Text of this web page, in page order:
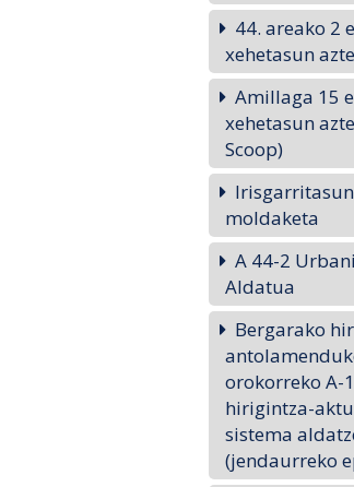
44. areako 2
xehetasun
Amillaga 15
xehetasun
Scoop)
moldaketa
A 44-2
Aldatua
Bergarako
orokorreko A-
hirigintza-
sistema
(jendaurreko